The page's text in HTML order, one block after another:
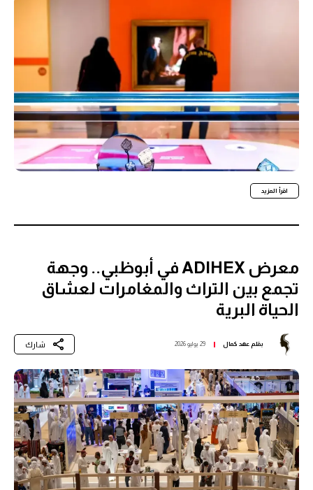
اقرأ المزيد
معرض ADIHEX في أبوظبي.. وجهة
تجمع بين التراث والمغامرات لعشاق
الحياة البرية
بقلمعهد كمال 29 يوليو 2026 شارك